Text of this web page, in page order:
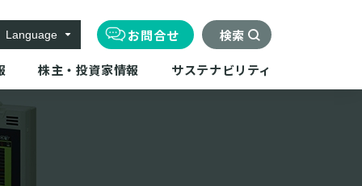
Language お問合せ 検索
株主・投資家情報 サステナビリティ